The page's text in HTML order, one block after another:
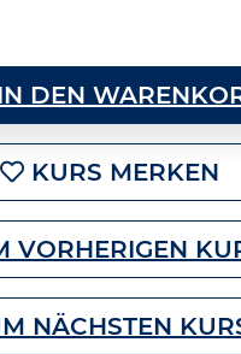
DEN
KURS MERKEN
VORHERIGEN
NÄCHSTEN